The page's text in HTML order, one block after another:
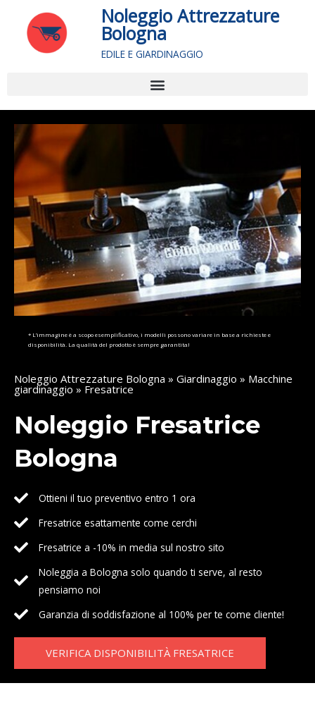
contenuto
Noleggio Attrezzature
Bologna
EDILE E GIARDINAGGIO
Noleggio Attrezzature Bologna » Giardinaggio » Macchine
giardinaggio » Fresatrice
Noleggio Fresatrice
Bologna
Ottieni il tuo preventivo entro 1 ora
Fresatrice esattamente come cerchi
Fresatrice a -10% in media sul nostro sito
Noleggia a Bologna solo quando ti serve, al resto
pensiamo noi
Garanzia di soddisfazione al 100% per te come cliente!
VERIFICA DISPONIBILITÀ FRESATRICE
* L’immagine è a scopo esemplificativo, i modelli possono variare in base a richieste e
disponibilità. La qualità del prodotto è sempre garantita!